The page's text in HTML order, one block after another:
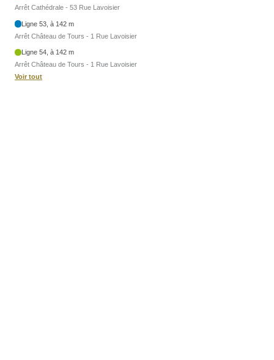
Arrêt Cathédrale - 53 Rue Lavoisier
Ligne 53, à 142 m
Arrêt Château de Tours - 1 Rue Lavoisier
Ligne 54, à 142 m
Arrêt Château de Tours - 1 Rue Lavoisier
Voir tout